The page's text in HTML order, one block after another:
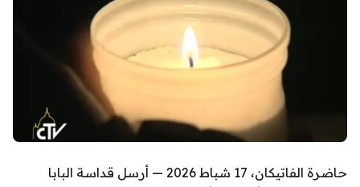
حاضرة الفاتيكان، 17 شباط 2026 — أرسل قداسة البابا